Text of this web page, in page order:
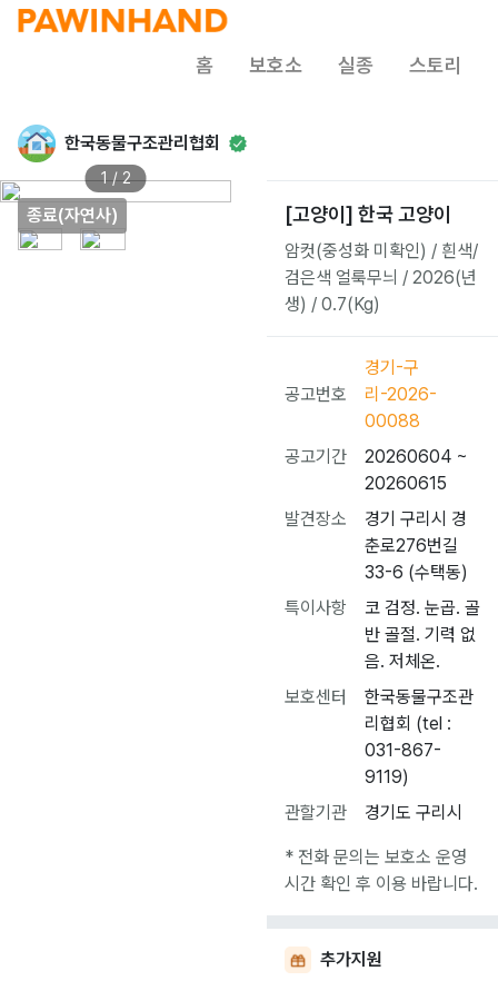
홈 보호소 실종 스토리
한국동물구조관리협회
종료(자연사)
1 / 2
[고양이] 한국 고양이
암컷(중성화 미확인) / 흰색/
검은색 얼룩무늬 / 2026(년
생) / 0.7(Kg)
공고번호
경기-구
리-2026-
00088
공고기간
20260604 ~
20260615
발견장소
경기 구리시 경
춘로276번길
33-6 (수택동)
특이사항
코 검정. 눈곱. 골
반 골절. 기력 없
음. 저체온.
보호센터
한국동물구조관
리협회 (tel :
031-867-
9119)
관할기관
경기도 구리시
* 전화 문의는 보호소 운영
시간 확인 후 이용 바랍니다.
추가지원